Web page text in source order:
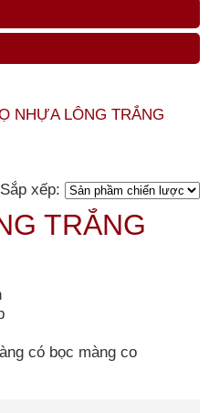
NHỰA LÔNG TRẮNG
Sắp xếp:
TRẮNG
có bọc màng co